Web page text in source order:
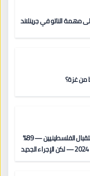
مهمة الناتو في جرينلاند
من غزة؟
بلجيكا: الأولى أوروبياً في استقبال الفلسطينيين — 89%
قبول لغزة و5,332 طلباً في 2024 — لكن الإجراء الجديد